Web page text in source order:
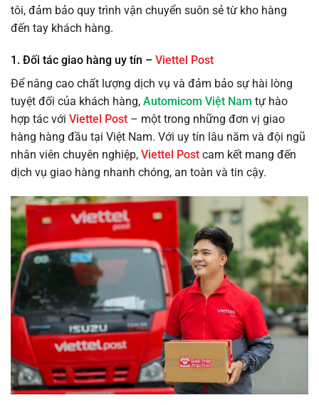
tôi, đảm bảo quy trình vận chuyển suôn sẻ từ kho hàng
đến tay khách hàng.
1. Đối tác giao hàng uy tín – Viettel Post
Để nâng cao chất lượng dịch vụ và đảm bảo sự hài lòng
tuyệt đối của khách hàng, Automicom Việt Nam tự hào
hợp tác với Viettel Post – một trong những đơn vị giao
hàng hàng đầu tại Việt Nam. Với uy tín lâu năm và đội ngũ
nhân viên chuyên nghiệp, Viettel Post cam kết mang đến
dịch vụ giao hàng nhanh chóng, an toàn và tin cậy.